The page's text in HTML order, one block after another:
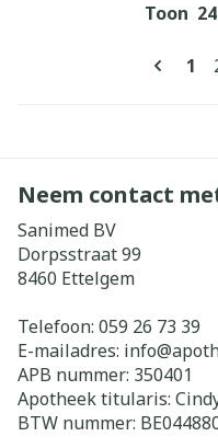
U
1
Toon
Neem contact
Sanimed BV
Dorpsstraat 99
8460 Ettelgem
Telefoon: 059 26 73 39
E-mailadres: info@
APB nummer: 350401
Apotheek titularis:
BTW nummer: